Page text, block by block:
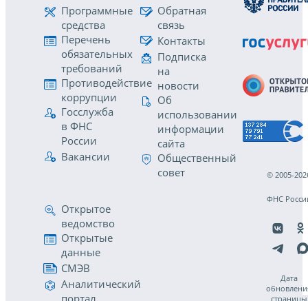
Программные
средства
Перечень
обязательных
требований
Противодействие
коррупции
Госслужба
в ФНС
России
Вакансии
Обратная
связь
Контакты
Подписка
на
новости
Об
использовании
информации
сайта
Общественный
совет
Открытое
ведомство
Открытые
данные
СМЭВ
Аналитический
портал
© 2005-
ФНС
Дата
страницы